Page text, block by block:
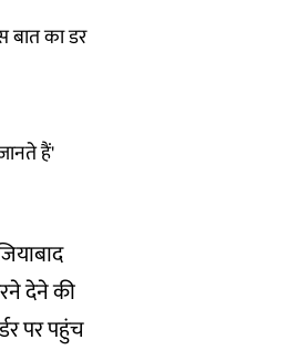
बात का डर
हैं'
देने की
पर पहुंच